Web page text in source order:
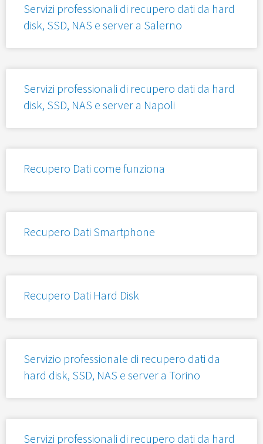
Servizi professionali di recupero dati da hard
disk, SSD, NAS e server a Salerno
Servizi professionali di recupero dati da hard
disk, SSD, NAS e server a Napoli
Recupero Dati come funziona
Recupero Dati Smartphone
Recupero Dati Hard Disk
Servizio professionale di recupero dati da
hard disk, SSD, NAS e server a Torino
Servizi professionali di recupero dati da hard